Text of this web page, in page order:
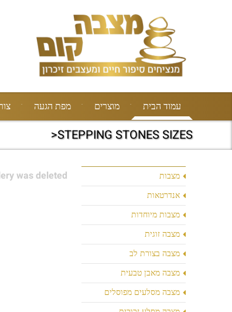
עמוד הבית מוצרים מפת הגעה
STEPPING STONES SIZES<
מצבות
אנדרטאות
מצבות מיוחדות
מצבה זוגית
מצבה בצורת לב
מצבה מאבן טבעית
מצבה מסלעים מפוסלים
was deleted.